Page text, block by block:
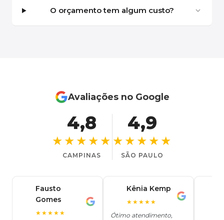
O orçamento tem algum custo?
Avaliações no Google
4,8
★★★★★
CAMPINAS
4,9
★★★★★
SÃO PAULO
Fausto
Gomes
★★★★★
Kênia Kemp
★★★★★
Ótimo atendimento,